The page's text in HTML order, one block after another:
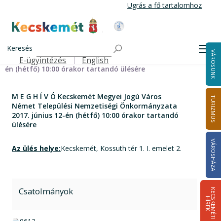
tartalomra
Ugrás a fő tartalomhoz
Kecskemét Város Honlapja
Keresés
Felső navigáció
E-ügyintézés English VÁROSUNK
TURIZMUS
VÁROSHÁZA
K
E
C
S
K
E
M
É
T
I
HÍ
R
E
K
M E G H Í V Ó Kecskemét Megyei Jogú Város Német
Települési Nemzetiségi Önkormányzata 2017. június 12-
én (hétfő) 10:00 órakor tartandó ülésére
M E G H Í V Ó Kecskemét Megyei Jogú Város
Német Települési Nemzetiségi Önkormányzata
2017. június 12-én (hétfő) 10:00 órakor tartandó
ülésére
Az ülés helye:Kecskemét, Kossuth tér 1. I. emelet 2.
Csatolmányok